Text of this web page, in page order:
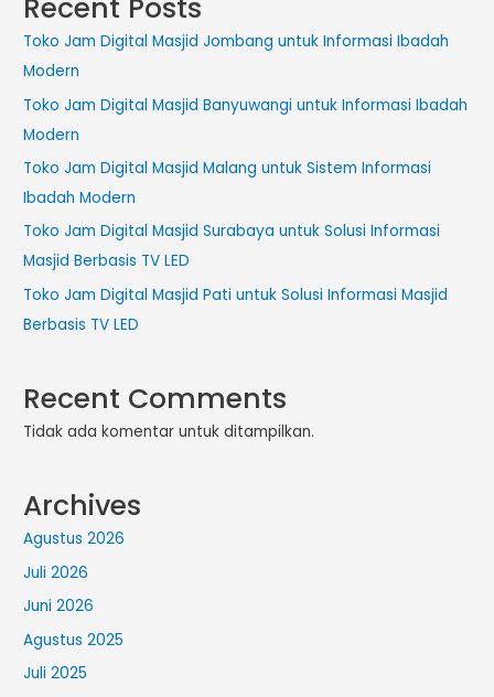
Recent Posts
Toko Jam Digital Masjid Jombang untuk Informasi Ibadah
Modern
Toko Jam Digital Masjid Banyuwangi untuk Informasi Ibadah
Modern
Toko Jam Digital Masjid Malang untuk Sistem Informasi
Ibadah Modern
Toko Jam Digital Masjid Surabaya untuk Solusi Informasi
Masjid Berbasis TV LED
Toko Jam Digital Masjid Pati untuk Solusi Informasi Masjid
Berbasis TV LED
Recent Comments
Tidak ada komentar untuk ditampilkan.
Archives
Agustus 2026
Juli 2026
Juni 2026
Agustus 2025
Juli 2025